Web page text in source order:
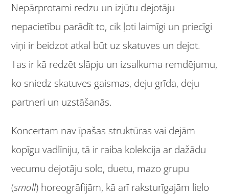
Nepārprotami redzu un izjūtu dejotāju
nepacietību parādīt to, cik ļoti laimīgi un priecīgi
viņi ir beidzot atkal būt uz skatuves un dejot.
Tas ir kā redzēt slāpju un izsalkuma remdējumu,
ko sniedz skatuves gaismas, deju grīda, deju
partneri un uzstāšanās.
Koncertam nav īpašas struktūras vai dejām
kopīgu vadlīniju, tā ir raiba kolekcija ar dažādu
vecumu dejotāju solo, duetu, mazo grupu
(small) horeogrāfijām, kā arī raksturīgajām lielo